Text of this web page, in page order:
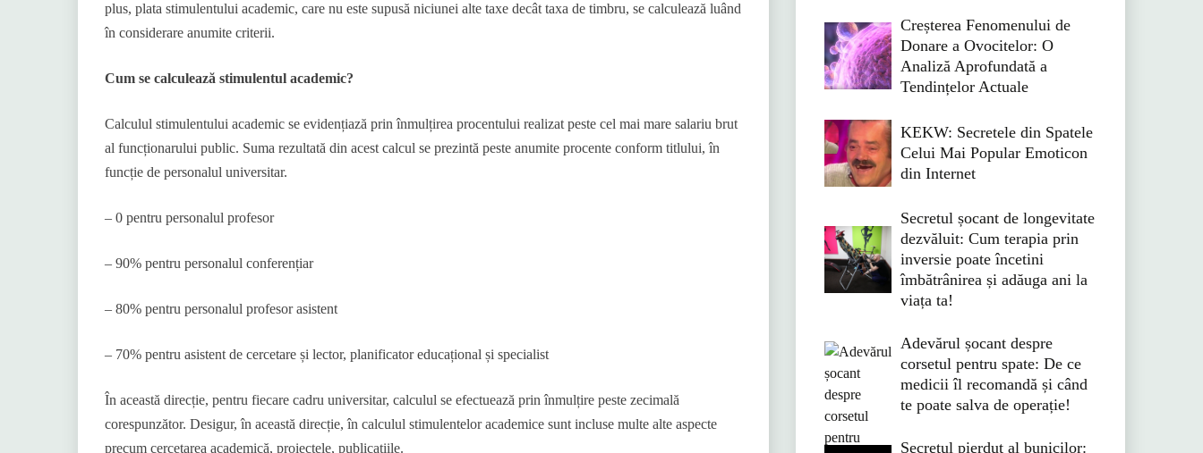
plus, plata stimulentului academic, care nu este supusă niciunei alte taxe decât taxa de timbru, se calculează luând
în considerare anumite criterii.
Cum se calculează stimulentul academic?
Calculul stimulentului academic se evidențiază prin înmulțirea procentului realizat peste cel mai mare salariu brut
al funcționarului public. Suma rezultată din acest calcul se prezintă peste anumite procente conform titlului, în
funcție de personalul universitar.
– 0 pentru personalul profesor
– 90% pentru personalul conferențiar
– 80% pentru personalul profesor asistent
– 70% pentru asistent de cercetare și lector, planificator educațional și specialist
În această direcție, pentru fiecare cadru universitar, calculul se efectuează prin înmulțire peste zecimală
corespunzător. Desigur, în această direcție, în calculul stimulentelor academice sunt incluse multe alte aspecte
precum cercetarea academică, proiectele, publicațiile.
Creșterea Fenomenului de
Donare a Ovocitelor: O
Analiză Aprofundată a
Tendințelor Actuale
KEKW: Secretele din Spatele
Celui Mai Popular Emoticon
din Internet
Secretul șocant de longevitate
dezvăluit: Cum terapia prin
inversie poate încetini
îmbătrânirea și adăuga ani la
viața ta!
Adevărul șocant despre
corsetul pentru spate: De ce
medicii îl recomandă și când
te poate salva de operație!
Secretul pierdut al bunicilor: